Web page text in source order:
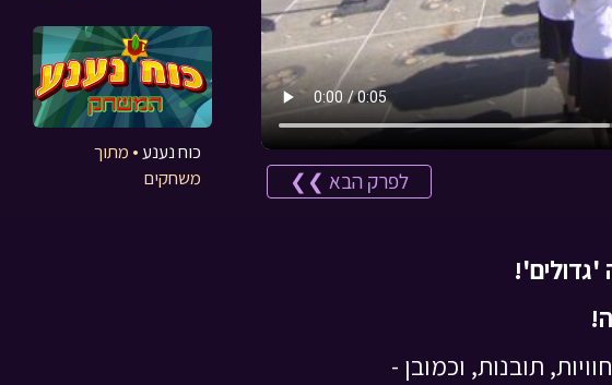
לפרק הבא ❯❯
כוח נענע • מתוך
משחקים
תובנות, וכמובן -